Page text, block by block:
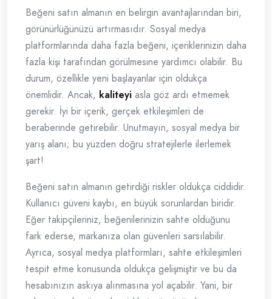
Beğeni satın almanın en belirgin avantajlarından biri,
görünürlüğünüzü artırmasıdır. Sosyal medya
platformlarında daha fazla beğeni, içeriklerinizin daha
fazla kişi tarafından görülmesine yardımcı olabilir. Bu
durum, özellikle yeni başlayanlar için oldukça
önemlidir. Ancak, kaliteyi asla göz ardı etmemek
gerekir. İyi bir içerik, gerçek etkileşimleri de
beraberinde getirebilir. Unutmayın, sosyal medya bir
yarış alanı; bu yüzden doğru stratejilerle ilerlemek
şart!
Beğeni satın almanın getirdiği riskler oldukça ciddidir.
Kullanıcı güveni kaybı, en büyük sorunlardan biridir.
Eğer takipçileriniz, beğenilerinizin sahte olduğunu
fark ederse, markanıza olan güvenleri sarsılabilir.
Ayrıca, sosyal medya platformları, sahte etkileşimleri
tespit etme konusunda oldukça gelişmiştir ve bu da
hesabınızın askıya alınmasına yol açabilir. Yani, bir